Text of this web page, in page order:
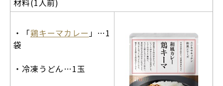
材料(1人前)
・「鶏キーマカレー」…1
袋
・冷凍うどん…1玉